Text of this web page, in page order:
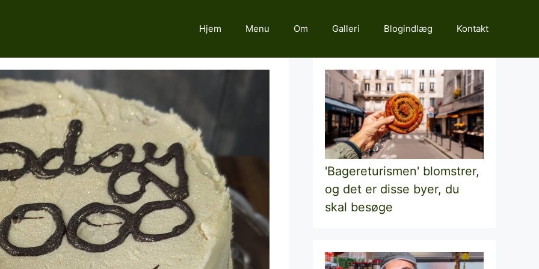
Hjem Menu Om Galleri Blogindlæg Kontakt
'Bagereturismen' blomstrer,
og det er disse byer, du
skal besøge